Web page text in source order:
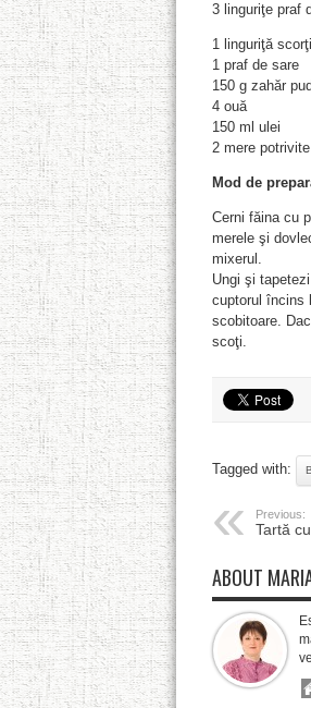
3 linguriţe praf
1 linguriţă
1 praf de sare
150 g zahăr
4 ouă
150 ml ulei
2 mere potrivite
Mod de
Cerni făina cu
merele şi
mixerul.
Ungi şi
cuptorul încins
scobitoare.
scoţi.
Tagged with:
Previous:
Tartă
ABOUT